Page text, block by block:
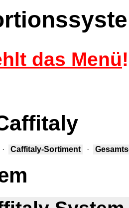
das Menü!
· Caffitaly-Sortiment ·